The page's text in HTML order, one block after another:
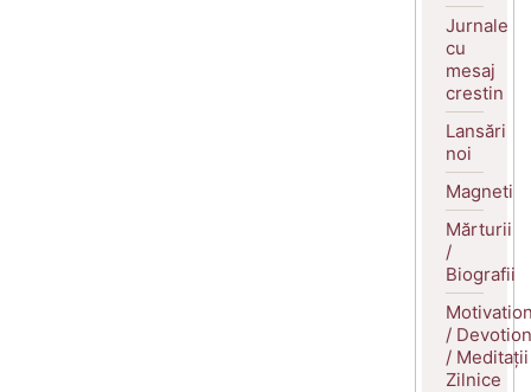
Jurnale
cu
mesaj
crestin
Lansări
noi
Magneti
Mărturii
/
Biografii
/
/ Meditații
Zilnice